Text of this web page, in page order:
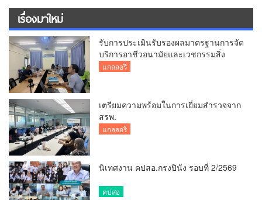
เรื่องมาใหม่
รับการประเมินรับรองผลมาตรฐานการจัด
บริการอาชีวอนามัยและเวชกรรมสิ่ง
แวดล้อม
แกลลอรี่
เตรียมความพร้อมในการเยี่ยมสำรวจจาก
สรพ.
แกลลอรี่
นิเทศงาน คปสอ.กรงปินัง รอบที่ 2/2569
คปสอ